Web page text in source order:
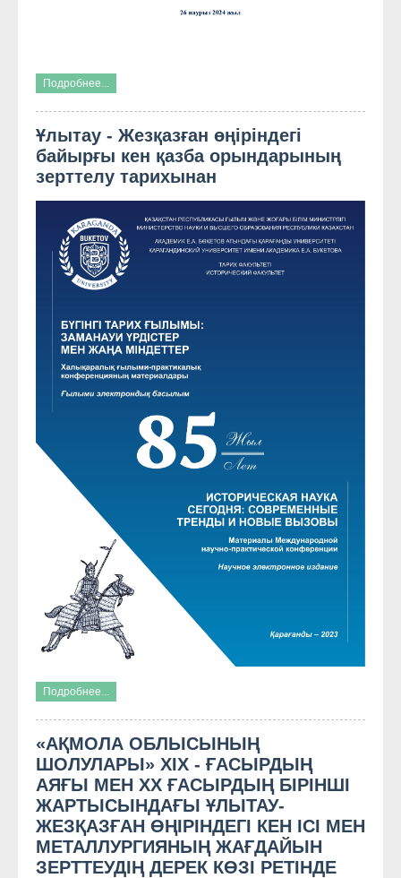
Подробнее...
Ұлытау - Жезқазған өңіріндегі
байырғы кен қазба орындарының
зерттелу тарихынан
Подробнее...
«АҚМОЛА ОБЛЫСЫНЫҢ
ШОЛУЛАРЫ» ХІХ - ҒАСЫРДЫҢ
АЯҒЫ МЕН XX ҒАСЫРДЫҢ БІРІНШІ
ЖАРТЫСЫНДАҒЫ ҰЛЫТАУ-
ЖЕЗҚАЗҒАН ӨҢІРІНДЕГІ КЕН ІСІ МЕН
МЕТАЛЛУРГИЯНЫҢ ЖАҒДАЙЫН
ЗЕРТТЕУДІҢ ДЕРЕК КӨЗІ РЕТІНДЕ